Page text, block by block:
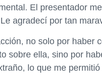
El presentador
agradecí por tan
no solo por haber
sobre ella, sino por
lo que me